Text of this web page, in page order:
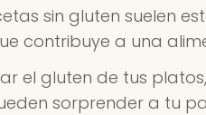
sin gluten suelen
contribuye a una
el gluten de tus
sorprender a tu